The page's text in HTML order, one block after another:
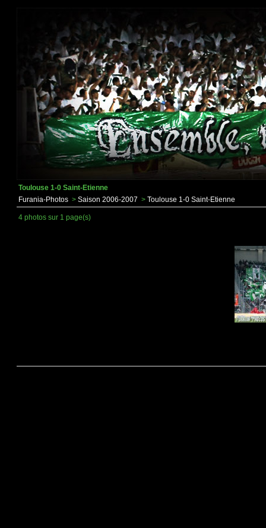
Toulouse 1-0 Saint-Etienne
Furania-Photos > Saison 2006-2007 > Toulouse 1-0 Saint-Etienne
4 photos sur 1 page(s)